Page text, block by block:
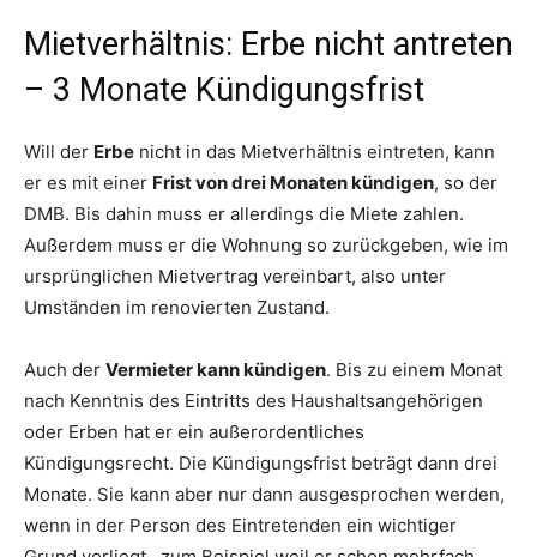
Mietverhältnis: Erbe nicht antreten
– 3 Monate Kündigungsfrist
Will der Erbe nicht in das Mietverhältnis eintreten, kann
er es mit einer Frist von drei Monaten kündigen, so der
DMB. Bis dahin muss er allerdings die Miete zahlen.
Außerdem muss er die Wohnung so zurückgeben, wie im
ursprünglichen Mietvertrag vereinbart, also unter
Umständen im renovierten Zustand.
Auch der Vermieter kann kündigen. Bis zu einem Monat
nach Kenntnis des Eintritts des Haushaltsangehörigen
oder Erben hat er ein außerordentliches
Kündigungsrecht. Die Kündigungsfrist beträgt dann drei
Monate. Sie kann aber nur dann ausgesprochen werden,
wenn in der Person des Eintretenden ein wichtiger